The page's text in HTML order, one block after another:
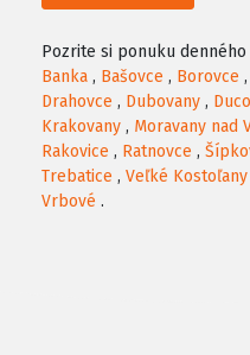
Pozrite si ponuku denného
Banka , Bašovce , Borovce ,
Drahovce , Dubovany ,
Krakovany , Moravany nad
Rakovice , Ratnovce ,
Trebatice , Veľké Kostoľany
Vrbové .